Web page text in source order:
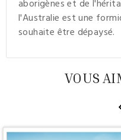
aborigènes et de
l'Australie est une
souhaite être dépaysé.
VOUS